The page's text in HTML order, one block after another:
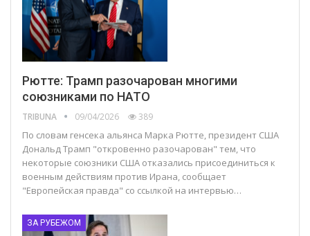
Рютте: Трамп разочарован многими
союзниками по НАТО
TRIBUNA 09/04/2026 389
По словам генсека альянса Марка Рютте, президент США
Дональд Трамп "откровенно разочарован" тем, что
некоторые союзники США отказались присоединиться к
военным действиям против Ирана, сообщает
"Европейская правда" со ссылкой на интервью…
ЗА РУБЕЖОМ